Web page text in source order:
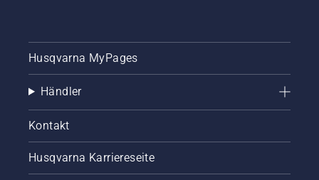
Husqvarna MyPages
Händler
Kontakt
Husqvarna Karriereseite